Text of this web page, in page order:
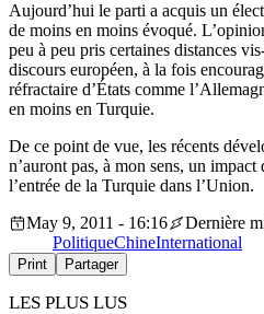
Aujourd’hui le parti a acquis un
de moins en moins évoqué.
peu à peu pris certaines distances
discours européen, à la fois
réfractaire d’États comme
en moins en Turquie.
De ce point de vue, les récents
n’auront pas, à mon sens, un
l’entrée de la Turquie dans l’Union.
May 9, 2011 - 16:16
Dernière
PolitiqueChineInternational
Print Partager
LES PLUS LUS